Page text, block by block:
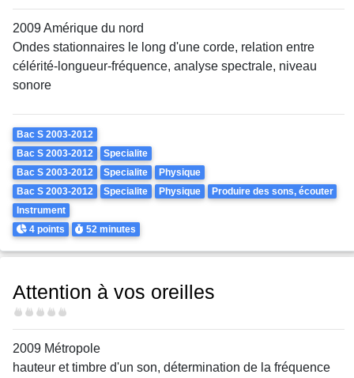
2009 Amérique du nord
Ondes stationnaires le long d'une corde, relation entre
célérité-longueur-fréquence, analyse spectrale, niveau
sonore
Theme
Bac S 2003-2012
Bac S 2003-2012
Specialite
Bac S 2003-2012
Specialite
Physique
Bac S 2003-2012
Specialite Physique
Produire des sons, écouter
Instrument
Points
4 points Durée
52 minutes
Attention à vos oreilles
Difficulté
2009 Métropole
hauteur et timbre d'un son, détermination de la fréquence